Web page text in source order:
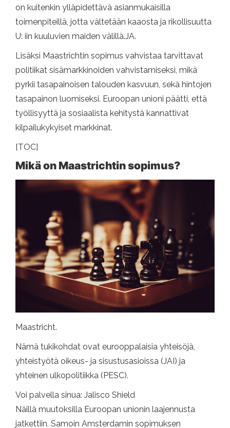
on kuitenkin ylläpidettävä asianmukaisilla
toimenpiteillä, jotta vältetään kaaosta ja rikollisuutta
U: iin kuuluvien maiden välillä.JA.
Lisäksi Maastrichtin sopimus vahvistaa tarvittavat
politiikat sisämarkkinoiden vahvistamiseksi, mikä
pyrkii tasapainoisen talouden kasvuun, sekä hintojen
tasapainon luomiseksi. Euroopan unioni päätti, että
työllisyyttä ja sosiaalista kehitystä kannattivat
kilpailukykyiset markkinat.
[TOC]
Mikä on Maastrichtin sopimus?
Maastricht.
Nämä tukikohdat ovat eurooppalaisia ​​yhteisöjä,
yhteistyötä oikeus- ja sisustusasioissa (JAI) ja
yhteinen ulkopolitiikka (PESC).
Voi palvella sinua: Jalisco Shield
Näillä muutoksilla Euroopan unionin laajennusta
jatkettiin. Samoin Amsterdamin sopimuksen